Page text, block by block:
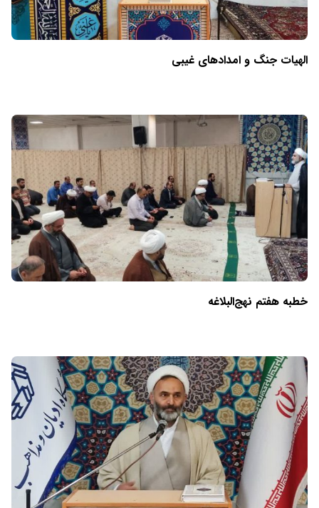
الهیات جنگ و امدادهای غیبی
خطبه هفتم نهج‌البلاغه